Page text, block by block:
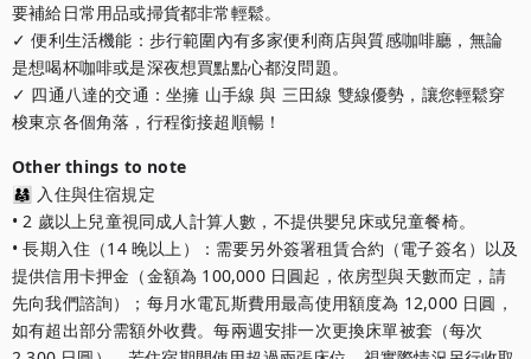
要補給日常用品或掃貨都非常輕鬆。
✓ 便利生活機能：步行範圍內有多家便利商店與質感咖啡廳，無論
是想喝杯咖啡或是深夜想買點點心都沒問題。
✓ 四通八達的交通：坐擁 山手線 與 三田線 雙線優勢，讓您輕鬆穿
梭東京各個角落，行程銜接超順暢！
Other things to note
👨‍👩‍👧 入住與住宿規定
• 2 歲以上兒童視同成人計算人數，不提供嬰兒床或兒童餐椅。
• 長期入住（14 晚以上）：需要另外簽署租賃合約（電子簽名）以及
提供信用卡押金（金額為 100,000 日圓起，依房型與天數而定，請
先向我們諮詢）；每月水電瓦斯費用最高使用額度為 12,000 日圓，
如有超出部分需額外收費。每兩週安排一次更換床單被套（每次